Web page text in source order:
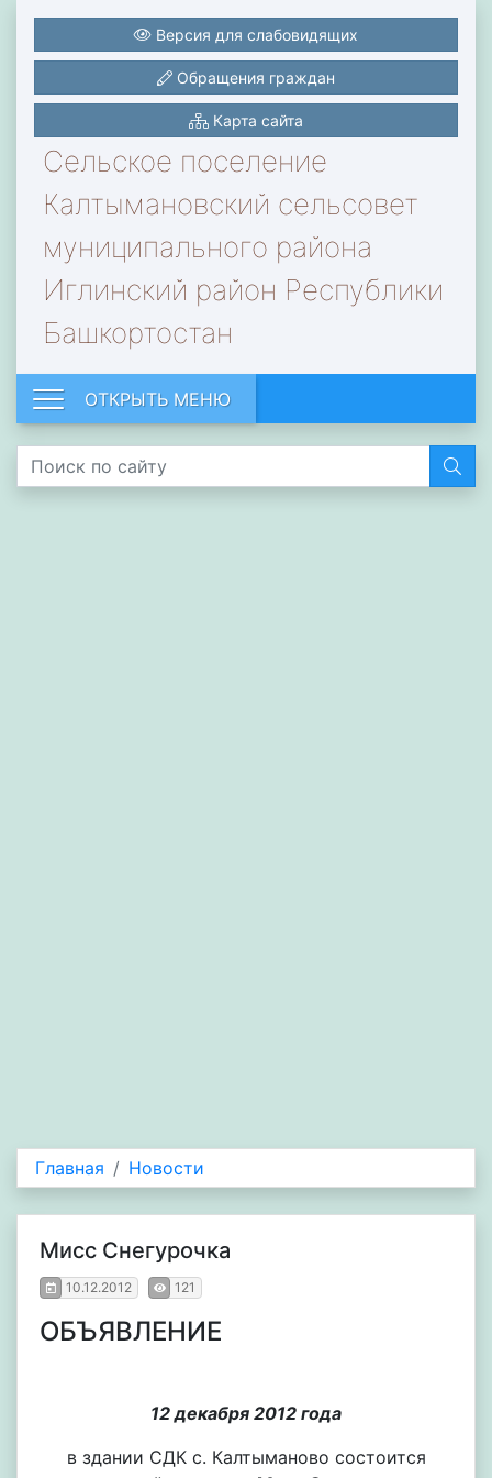
Сельское поселение
Калтымановский сельсовет
муниципального района
Иглинский район Республики
Башкортостан
Версия для слабовидящих
Обращения граждан
Карта сайта
ОТКРЫТЬ МЕНЮ
Главная Новости
Мисс Снегурочка
10.12.2012 121
ОБЪЯВЛЕНИЕ
12 декабря 2012 года
в здании СДК с. Калтыманово состоится